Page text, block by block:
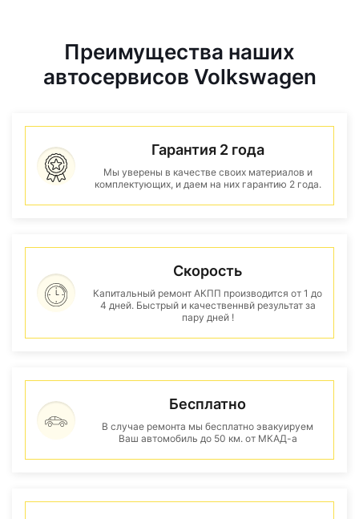
Преимущества наших
автосервисов Volkswagen
Гарантия 2 года
Мы уверены в качестве своих материалов и
комплектующих, и даем на них гарантию 2 года.
Скорость
Капитальный ремонт АКПП производится от 1 до
4 дней. Быстрый и качественнвй результат за
пару дней !
Бесплатно
В случае ремонта мы бесплатно эвакуируем
Ваш автомобиль до 50 км. от МКАД-а